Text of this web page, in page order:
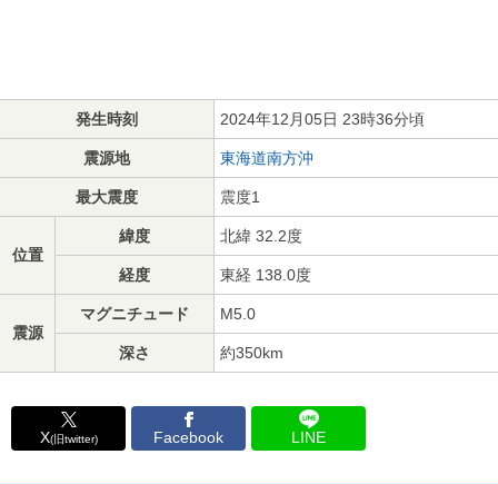
発生時刻 2024年12月05日 23時36分頃
震源地 東海道南方沖
最大震度 震度1
位置
緯度 北緯 32.2度
経度 東経 138.0度
震源
マグニチュード M5.0
深さ 約350km
X(旧twitter) Facebook LINE